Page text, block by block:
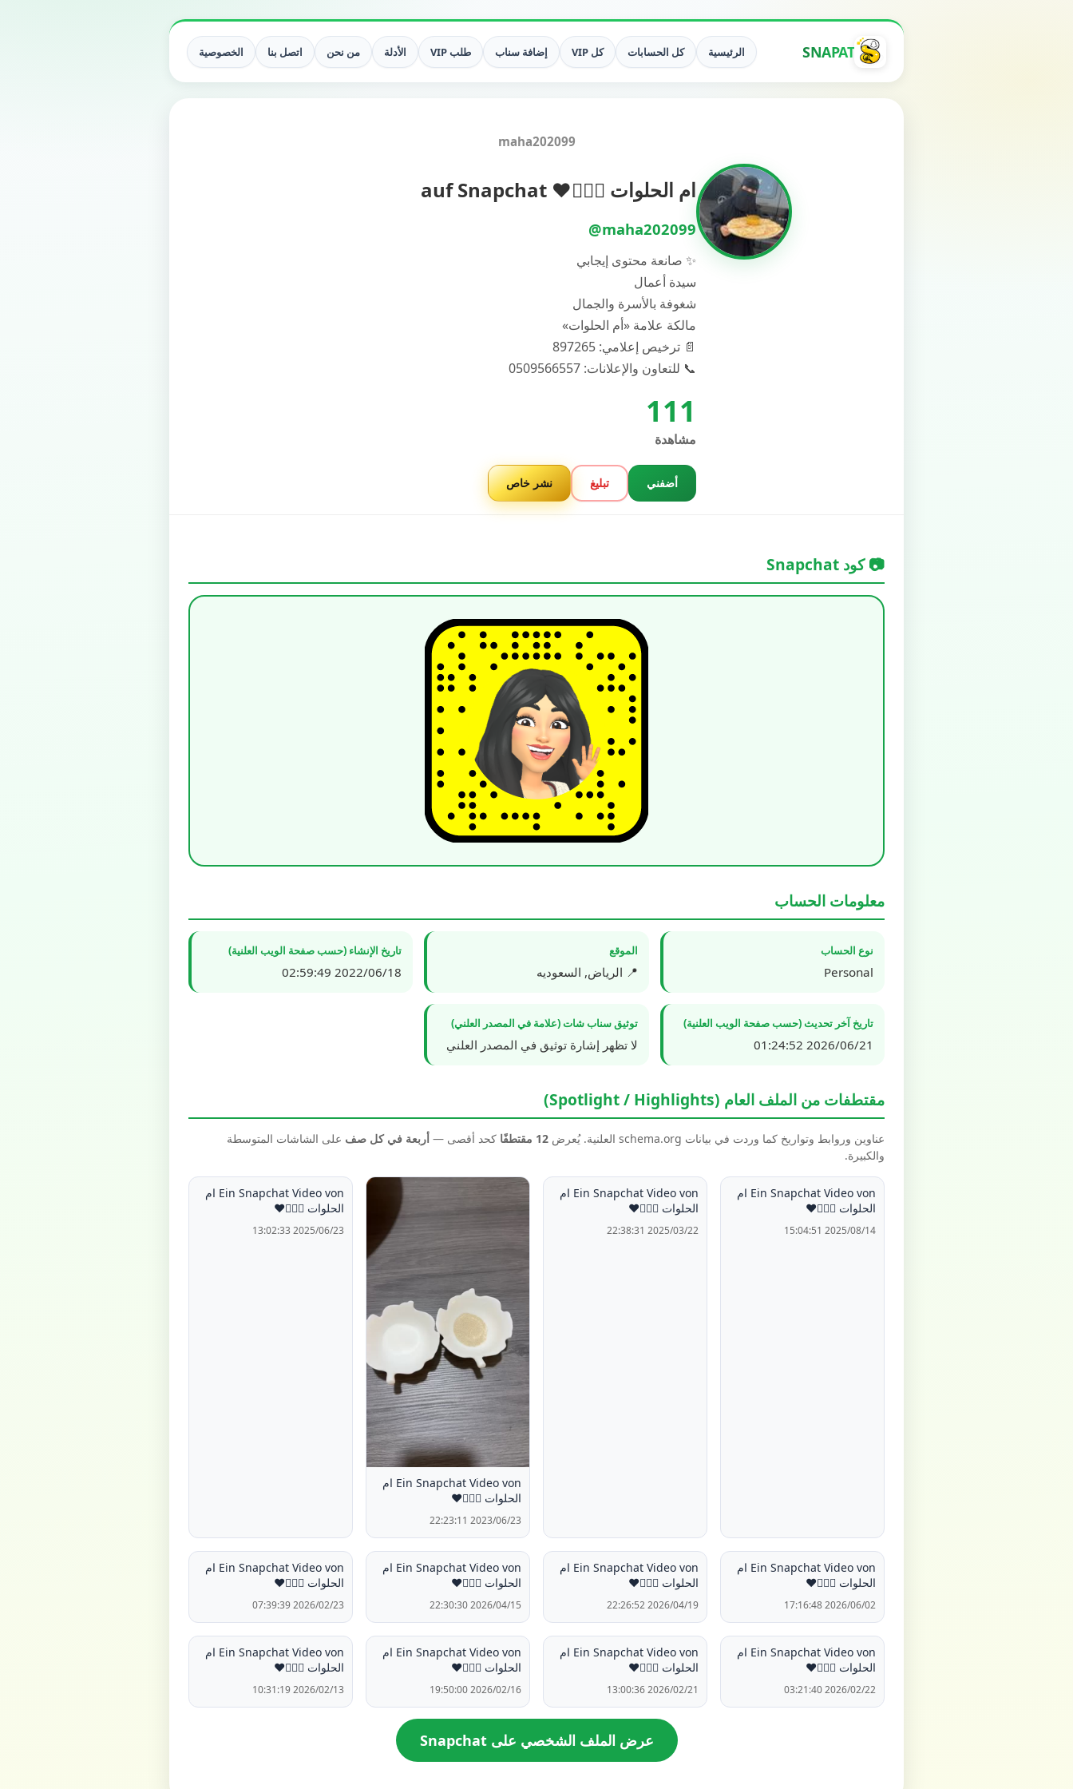
SNAPAT الرئيسية كل الحسابات كل VIP إضافة سناب طلب VIP الأدلة من نحن اتصل بنا الخصوصية
maha202099
ام الحلوات 🙋🏻‍♀️❤️ auf Snapchat
@maha202099
✨ صانعة محتوى إيجابي
سيدة أعمال
شغوفة بالأسرة والجمال
مالكة علامة «أم الحلوات»
📄 ترخيص إعلامي: 897265
📞 للتعاون والإعلانات: 0509566557
111
مشاهدة
أضفني تبليغ نشر خاص
📷 كود Snapchat
معلومات الحساب
نوع الحساب
Personal
الموقع
📍 الرياض, السعوديه
تاريخ الإنشاء (حسب صفحة الويب العلنية)
2022/06/18 02:59:49
تاريخ آخر تحديث (حسب صفحة الويب العلنية)
2026/06/21 01:24:52
توثيق سناب شات (علامة في المصدر العلني)
لا تظهر إشارة توثيق في المصدر العلني
مقتطفات من الملف العام (Spotlight / Highlights)
عناوين وروابط وتواريخ كما وردت في بيانات schema.org العلنية. يُعرض 12 مقتطفًا كحد أقصى — أربعة في كل صف على الشاشات المتوسطة
والكبيرة.
Ein Snapchat Video von ام
الحلوات 🙋🏻‍♀️❤️
2025/08/14 15:04:51
Ein Snapchat Video von ام
الحلوات 🙋🏻‍♀️❤️
2025/03/22 22:38:31
Ein Snapchat Video von ام
الحلوات 🙋🏻‍♀️❤️
2023/06/23 22:23:11
Ein Snapchat Video von ام
الحلوات 🙋🏻‍♀️❤️
2025/06/23 13:02:33
Ein Snapchat Video von ام
الحلوات 🙋🏻‍♀️❤️
2026/06/02 17:16:48
Ein Snapchat Video von ام
الحلوات 🙋🏻‍♀️❤️
2026/04/19 22:26:52
Ein Snapchat Video von ام
الحلوات 🙋🏻‍♀️❤️
2026/04/15 22:30:30
Ein Snapchat Video von ام
الحلوات 🙋🏻‍♀️❤️
2026/02/23 07:39:39
Ein Snapchat Video von ام
الحلوات 🙋🏻‍♀️❤️
2026/02/22 03:21:40
Ein Snapchat Video von ام
الحلوات 🙋🏻‍♀️❤️
2026/02/21 13:00:36
Ein Snapchat Video von ام
الحلوات 🙋🏻‍♀️❤️
2026/02/16 19:50:00
Ein Snapchat Video von ام
الحلوات 🙋🏻‍♀️❤️
2026/02/13 10:31:19
عرض الملف الشخصي على Snapchat